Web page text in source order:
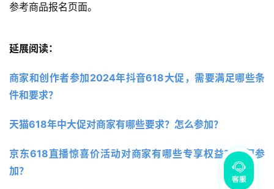
参考商品报名页面。
延展阅读：
商家和创作者参加2024年抖音618大促，需要满足哪些条
件和要求？
天猫618年中大促对商家有哪些要求？怎么参加？
京东618直播惊喜价活动对商家有哪些专享权益？如何参
加？